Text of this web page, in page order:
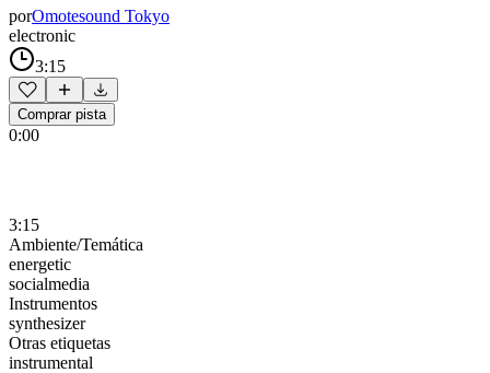
porOmotesound Tokyo
electronic
3:15
Comprar pista
0:00
3:15
Ambiente/Temática
energetic
socialmedia
Instrumentos
synthesizer
Otras etiquetas
instrumental